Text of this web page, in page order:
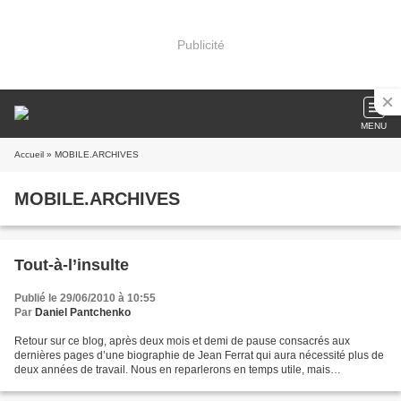
Publicité
MENU
Accueil » MOBILE.ARCHIVES
MOBILE.ARCHIVES
Tout-à-l’insulte
Publié le 29/06/2010 à 10:55
Par Daniel Pantchenko
Retour sur ce blog, après deux mois et demi de pause consacrés aux
dernières pages d’une biographie de Jean Ferrat qui aura nécessité plus de
deux années de travail. Nous en reparlerons en temps utile, mais